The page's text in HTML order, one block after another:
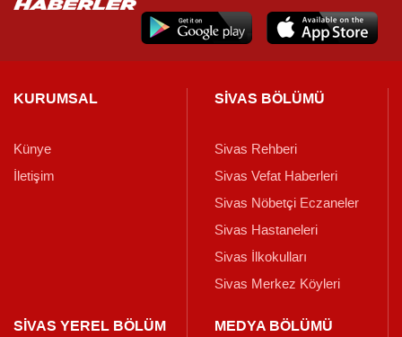
KURUMSAL
Künye
İletişim
SİVAS BÖLÜMÜ
Sivas Rehberi
Sivas Vefat Haberleri
Sivas Nöbetçi Eczaneler
Sivas Hastaneleri
Sivas İlkokulları
Sivas Merkez Köyleri
SİVAS YEREL BÖLÜM MEDYA BÖLÜMÜ